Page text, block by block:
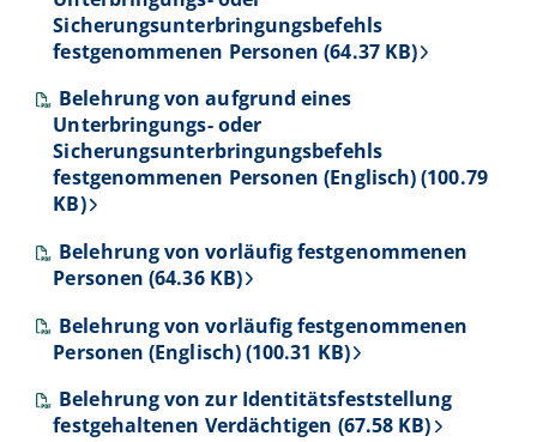
Sicherungsunterbringungsbefehls
festgenommenen Personen (64.37 KB)
Belehrung von aufgrund eines
Unterbringungs- oder
Sicherungsunterbringungsbefehls
festgenommenen Personen (Englisch) (100.79
KB)
Belehrung von vorläufig festgenommenen
Personen (64.36 KB)
Belehrung von vorläufig festgenommenen
Personen (Englisch) (100.31 KB)
Belehrung von zur Identitätsfeststellung
festgehaltenen Verdächtigen (67.58 KB)